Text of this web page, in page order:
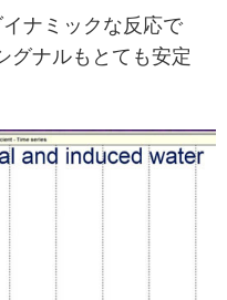
ナミックな反応で
グナルもとても安定